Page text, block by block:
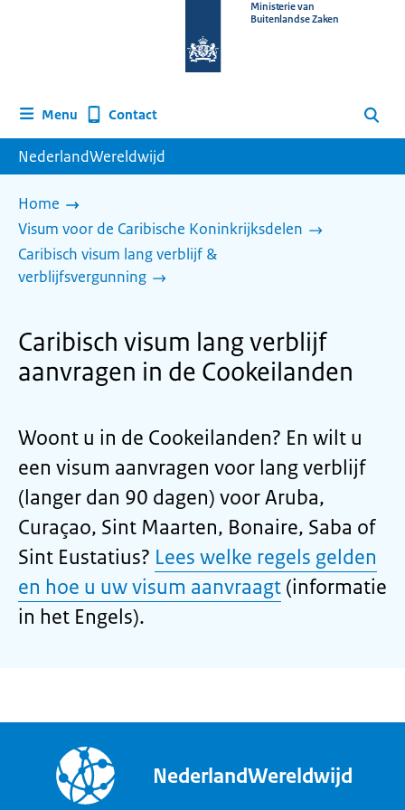
homepage
Ministerie van
Buitenlandse Zaken
Menu Contact Zoeken
NederlandWereldwijd
Home
Visum voor de Caribische Koninkrijksdelen
Caribisch visum lang verblijf &
verblijfsvergunning
Caribisch visum lang verblijf
aanvragen in de Cookeilanden
Woont u in de Cookeilanden? En wilt u
een visum aanvragen voor lang verblijf
(langer dan 90 dagen) voor Aruba,
Curaçao, Sint Maarten, Bonaire, Saba of
Sint Eustatius? Lees welke regels gelden
en hoe u uw visum aanvraagt (informatie
in het Engels).
NederlandWereldwijd